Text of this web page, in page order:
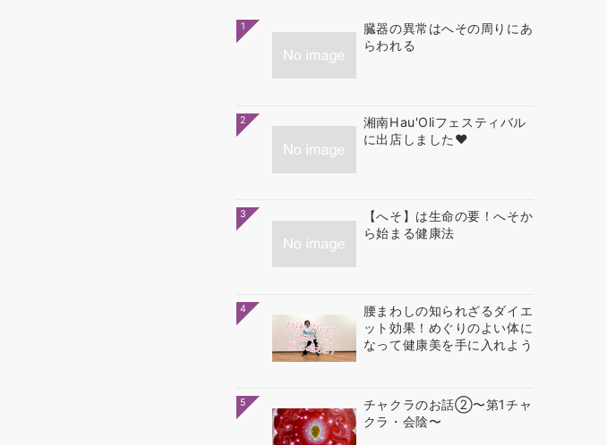
1
臓器の異常はへその周りにあ
らわれる
2
湘南Hau'Oliフェスティバル
に出店しました❤
3
【へそ】は生命の要！へそか
ら始まる健康法
4
腰まわしの知られざるダイエ
ット効果！めぐりのよい体に
なって健康美を手に入れよう
5
チャクラのお話②〜第1チャ
クラ・会陰〜